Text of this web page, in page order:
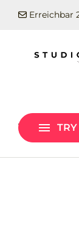
Erreichbar
Vergleich